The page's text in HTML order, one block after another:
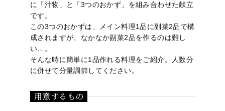
に「汁物」と「3つのおかず」を組み合わせた献立
です。
この3つのおかずは、メイン料理1品に副菜2品で構
成されますが、なかなか副菜2品を作るのは難し
い…。
そんな時に簡単に1品作れる料理をご紹介。人数分
に併せて分量調節してください。
用意するもの